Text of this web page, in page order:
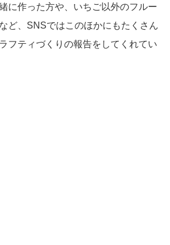
に作った方や、いちご以外のフルー
ど、SNSではこのほかにもたくさん
フティづくりの報告をしてくれてい